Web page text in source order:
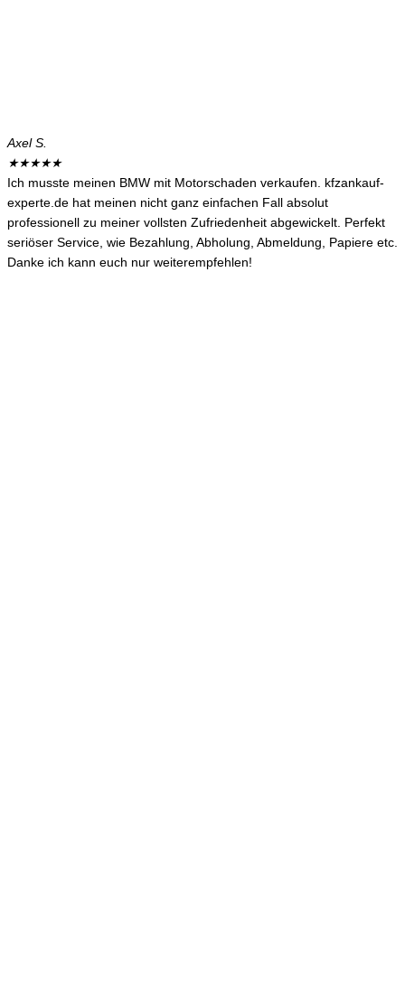
Axel S.
★★★★★
Ich musste meinen BMW mit Motorschaden verkaufen. kfzankauf-
experte.de hat meinen nicht ganz einfachen Fall absolut
professionell zu meiner vollsten Zufriedenheit abgewickelt. Perfekt
seriöser Service, wie Bezahlung, Abholung, Abmeldung, Papiere etc.
Danke ich kann euch nur weiterempfehlen!